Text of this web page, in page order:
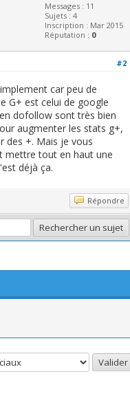
Messages : 11
Sujets : 4
Inscription : Mar 2015
Réputation : 0
#2
car peu de
G+ est celui de google
dofollow sont très bien
augmenter les stats g+,
des +. Mais je vous
mettre tout en haut une
déjà ça.
Répondre